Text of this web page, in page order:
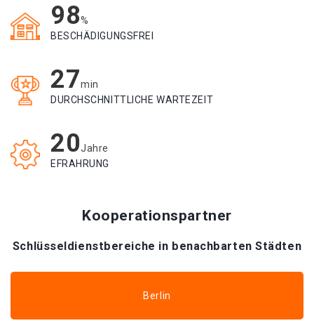
98%
BESCHÄDIGUNGSFREI
27min
DURCHSCHNITTLICHE WARTEZEIT
20Jahre
EFRAHRUNG
Kooperationspartner
Schlüsseldienstbereiche in benachbarten Städten
Berlin